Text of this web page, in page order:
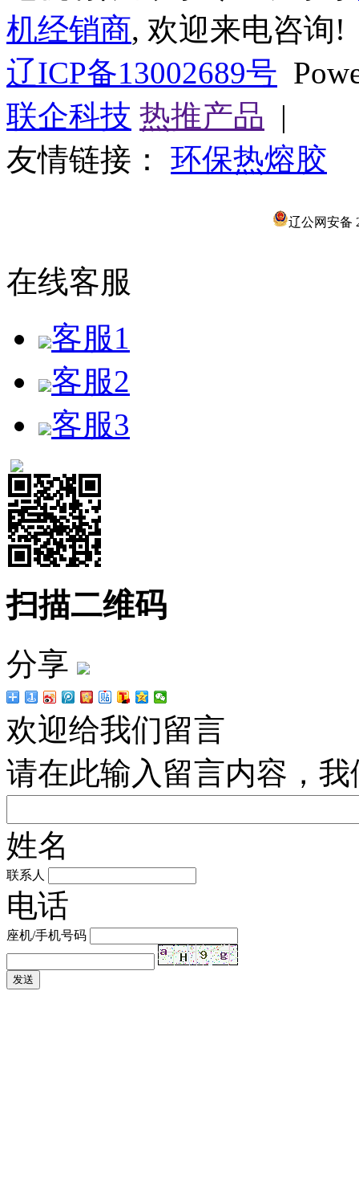
机经销商, 欢迎来电咨询!
辽ICP备13002689号
联企科技 热推产品 |
友情链接： 环保热熔胶
辽公网安备
在线客服
客服1
客服2
客服3
扫描二维码
分享
欢迎给我们留言
请在此输入留言内容，
姓名
联系人
电话
座机/手机号码